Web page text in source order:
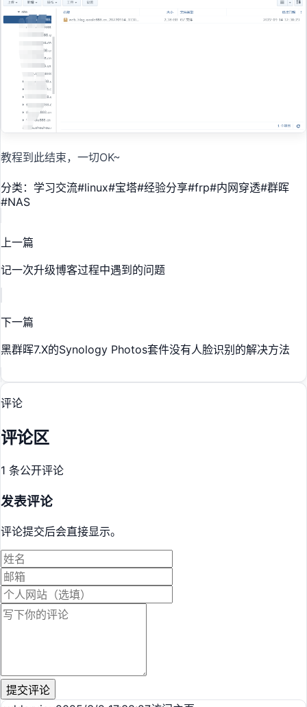
教程到此结束，一切OK~
分类：学习交流#linux#宝塔#经验分享#frp#内网穿透#群晖
#NAS
上一篇
记一次升级博客过程中遇到的问题
下一篇
黑群晖7.X的Synology Photos套件没有人脸识别的解决方法
评论
评论区
1 条公开评论
发表评论
评论提交后会直接显示。
提交评论